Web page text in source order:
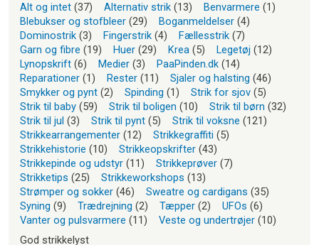
Alt og intet (37) Alternativ strik (13) Benvarmere (1)
Blebukser og stofbleer (29) Boganmeldelser (4)
Dominostrik (3) Fingerstrik (4) Fællesstrik (7)
Garn og fibre (19) Huer (29) Krea (5) Legetøj (12)
Lynopskrift (6) Medier (3) PaaPinden.dk (14)
Reparationer (1) Rester (11) Sjaler og halsting (46)
Smykker og pynt (2) Spinding (1) Strik for sjov (5)
Strik til baby (59) Strik til boligen (10) Strik til børn (32)
Strik til jul (3) Strik til pynt (5) Strik til voksne (121)
Strikkearrangementer (12) Strikkegraffiti (5)
Strikkehistorie (10) Strikkeopskrifter (43)
Strikkepinde og udstyr (11) Strikkeprøver (7)
Strikketips (25) Strikkeworkshops (13)
Strømper og sokker (46) Sweatre og cardigans (35)
Syning (9) Trædrejning (2) Tæpper (2) UFOs (6)
Vanter og pulsvarmere (11) Veste og undertrøjer (10)
God strikkelyst